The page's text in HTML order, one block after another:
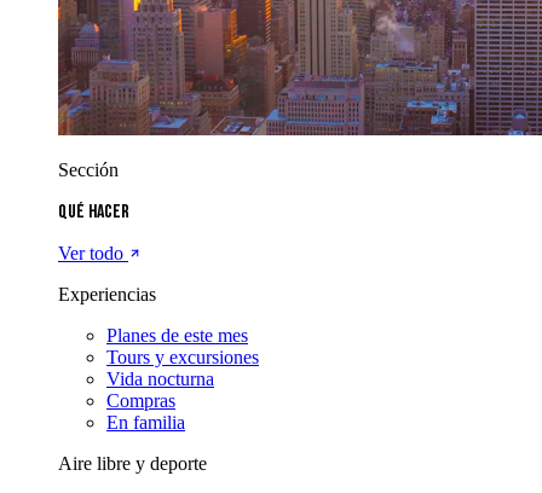
Sección
Qué hacer
Ver todo
Experiencias
Planes de este mes
Tours y excursiones
Vida nocturna
Compras
En familia
Aire libre y deporte